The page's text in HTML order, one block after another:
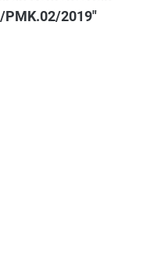
PMK.02/2019"